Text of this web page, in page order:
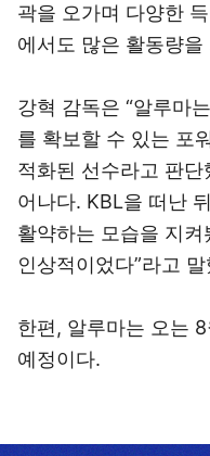
곽을 오가며 다양한
에서도 많은 활동량
강혁 감독은 “알루마
를 확보할 수 있는 포
적화된 선수라고 판
어나다. KBL을 떠난
활약하는 모습을 지
인상적이었다”라고
한편, 알루마는 오는
예정이다.